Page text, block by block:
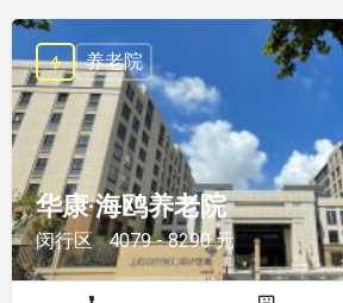
华康·海鸥养老院
闵行区 4079 - 8290 元
养老院